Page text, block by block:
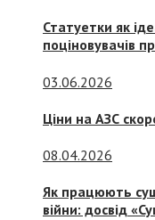
Статуетки як
поціновувачів
03.06.2026
Ціни на АЗС
08.04.2026
Як працюють
війни: досвід